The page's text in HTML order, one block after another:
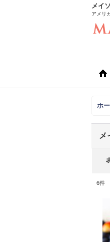
メイ
アメリ
ホ
メ
6件